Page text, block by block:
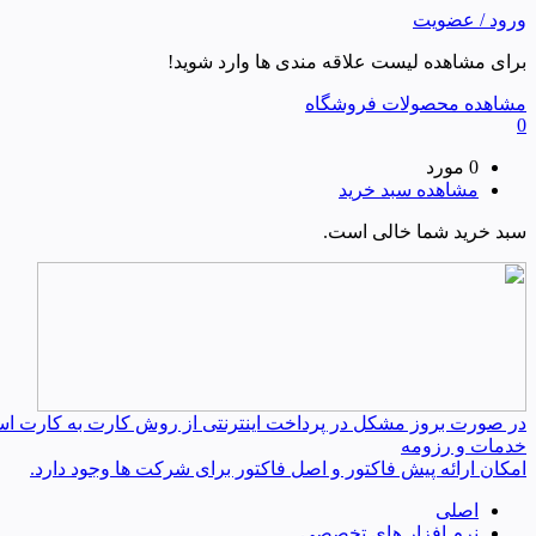
ورود / عضویت
برای مشاهده لیست علاقه مندی ها وارد شوید!
مشاهده محصولات فروشگاه
0
0 مورد
مشاهده سبد خرید
سبد خرید شما خالی است.
در صورت بروز مشکل در پرداخت اینترنتی از روش کارت به کارت
خدمات و رزومه
امکان ارائه پیش فاکتور و اصل فاکتور برای شرکت ها وجود دارد.
اصلی